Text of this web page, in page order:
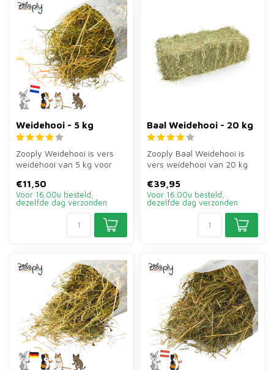
Weidehooi - 5 kg
Zooply Weidehooi is vers
weidehooi van 5 kg voor
kna...
€11,50
Voor 16.00u besteld,
dezelfde dag verzonden
Baal Weidehooi - 20 kg
Zooply Baal Weidehooi is
vers weidehooi van 20 kg
ande...
€39,95
Voor 16.00u besteld,
dezelfde dag verzonden